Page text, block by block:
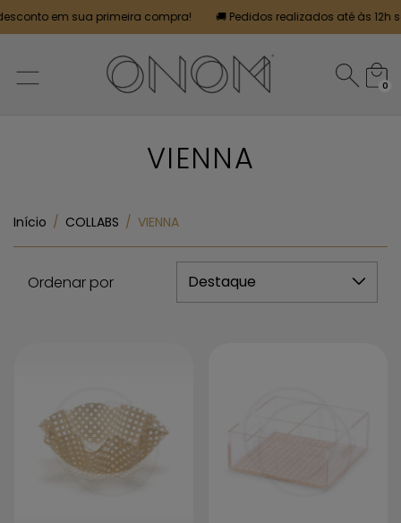
sua primeira compra! 🚚 Pedidos realizados até às 12h serão
0
VIENNA
Início / COLLABS / VIENNA
Ordenar por